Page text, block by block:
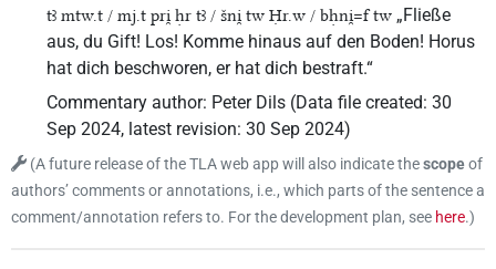
tꜣ mtw.t / mj.t pri̯ ḥr tꜣ / šni̯ tw Ḥr.w / bḥni̯=f tw „Fließe
aus, du Gift! Los! Komme hinaus auf den Boden! Horus
hat dich beschworen, er hat dich bestraft.“
Commentary author: Peter Dils (Data file created: 30
Sep 2024, latest revision: 30 Sep 2024)
(A future release of the TLA web app will also indicate thescopeof
authors’ comments or annotations, i.e., which parts of the sentence a
comment/annotation refers to. For the development plan, see here.)